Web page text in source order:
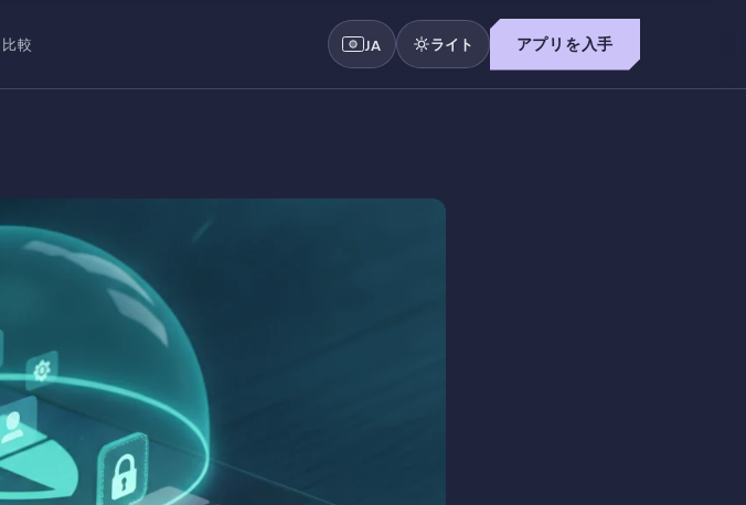
比較 JA ライト アプリを入手